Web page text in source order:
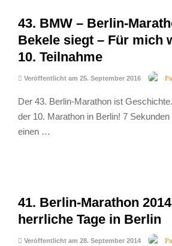
43. BMW – Berlin-
Bekele siegt – Für mich
10. Teilnahme
Veröffentlicht am 25. September 2016
Der 43. Berlin-Marathon ist
der 10. Marathon in Berlin! 7
einen …
41. Berlin-Marathon
herrliche Tage in Berlin
Veröffentlicht am 28. September 2014